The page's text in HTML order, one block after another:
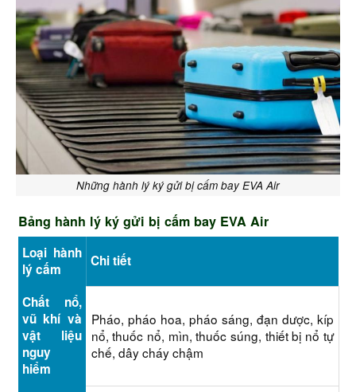
Những hành lý ký gửi bị cấm bay EVA Air
Bảng hành lý ký gửi bị cấm bay EVA Air
Loại hành
lý cấm
Chi tiết
Chất nổ,
vũ khí và
vật liệu
nguy
hiểm
Pháo, pháo hoa, pháo sáng, đạn dược, kíp
nổ, thuốc nổ, mìn, thuốc súng, thiết bị nổ tự
chế, dây cháy chậm